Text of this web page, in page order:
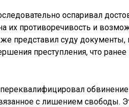
оспаривал
их противоречивость и
представил суду
преступления, что ранее
с лишением свободы.